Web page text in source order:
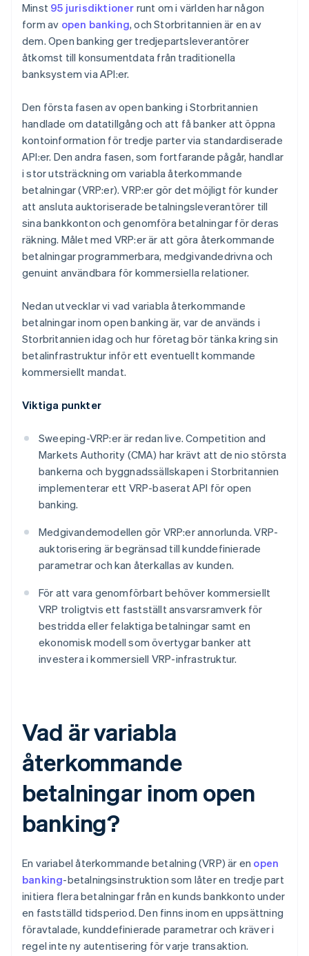
Minst 95 jurisdiktioner runt om i världen har någon
form av open banking, och Storbritannien är en av
dem. Open banking ger tredjepartsleverantörer
åtkomst till konsumentdata från traditionella
banksystem via API:er.
Den första fasen av open banking i Storbritannien
handlade om datatillgång och att få banker att öppna
kontoinformation för tredje parter via standardiserade
API:er. Den andra fasen, som fortfarande pågår, handlar
i stor utsträckning om variabla återkommande
betalningar (VRP:er). VRP:er gör det möjligt för kunder
att ansluta auktoriserade betalningsleverantörer till
sina bankkonton och genomföra betalningar för deras
räkning. Målet med VRP:er är att göra återkommande
betalningar programmerbara, medgivandedrivna och
genuint användbara för kommersiella relationer.
Nedan utvecklar vi vad variabla återkommande
betalningar inom open banking är, var de används i
Storbritannien idag och hur företag bör tänka kring sin
betalinfrastruktur inför ett eventuellt kommande
kommersiellt mandat.
Viktiga punkter
Sweeping-VRP:er är redan live. Competition and
Markets Authority (CMA) har krävt att de nio största
bankerna och byggnadssällskapen i Storbritannien
implementerar ett VRP-baserat API för open
banking.
Medgivandemodellen gör VRP:er annorlunda. VRP-
auktorisering är begränsad till kunddefinierade
parametrar och kan återkallas av kunden.
För att vara genomförbart behöver kommersiellt
VRP troligtvis ett fastställt ansvarsramverk för
bestridda eller felaktiga betalningar samt en
ekonomisk modell som övertygar banker att
investera i kommersiell VRP-infrastruktur.
Vad är variabla
återkommande
betalningar inom open
banking?
En variabel återkommande betalning (VRP) är en open
banking-betalningsinstruktion som låter en tredje part
initiera flera betalningar från en kunds bankkonto under
en fastställd tidsperiod. Den finns inom en uppsättning
föravtalade, kunddefinierade parametrar och kräver i
regel inte ny autentisering för varje transaktion.